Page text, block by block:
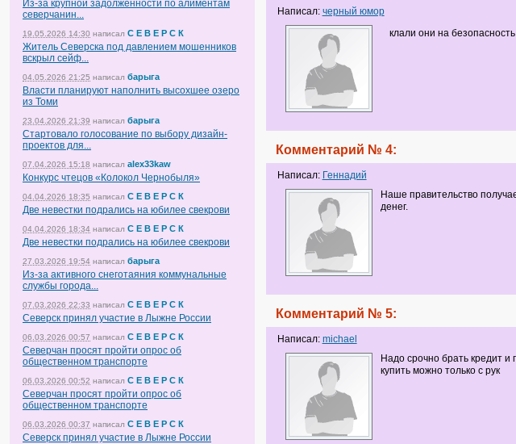
Из-за крупной задолженности по алиментам
северчанин...
19.05.2026 14:30 написал С Е В Е Р С К
Житель Северска под давлением мошенников
вскрыл сейф...
04.05.2026 21:25 написал барыга
Власти планируют наполнить высохшее озеро
из Томи
23.04.2026 21:39 написал барыга
Стартовало голосование по выбору дизайн-
проектов для...
07.04.2026 15:18 написал alex33kaw
Конкурс чтецов «Колокол Чернобыля»
04.04.2026 18:35 написал С Е В Е Р С К
Две невестки подрались на юбилее свекрови
04.04.2026 18:34 написал С Е В Е Р С К
Две невестки подрались на юбилее свекрови
27.03.2026 19:54 написал барыга
Из-за активного снеготаяния коммунальные
службы города...
07.03.2026 22:33 написал С Е В Е Р С К
Северск принял участие в Лыжне России
06.03.2026 00:57 написал С Е В Е Р С К
Северчан просят пройти опрос об
общественном транспорте
06.03.2026 00:52 написал С Е В Е Р С К
Северчан просят пройти опрос об
общественном транспорте
06.03.2026 00:37 написал С Е В Е Р С К
Северск принял участие в Лыжне России
Написал: черный юмор
клали они на
Комментарий № 4:
Написал: Геннадий
Наше правительство
денег.
Комментарий № 5:
Написал: michael
Надо срочно брать кредит и
купить можно только с рук